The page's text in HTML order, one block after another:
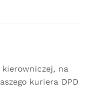
kierowniczej, na
kuriera DPD